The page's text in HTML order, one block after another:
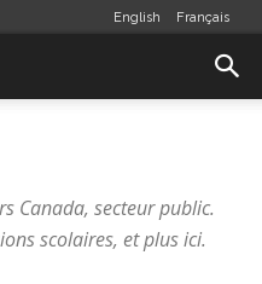
English Français
Canada, secteur public.
scolaires, et plus ici.